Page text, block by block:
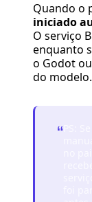
Quando o
iniciado
O serviço
enquanto
o Godot
do modelo.
“